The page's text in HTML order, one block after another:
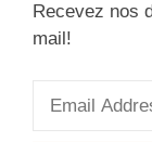
Recevez nos
mail!